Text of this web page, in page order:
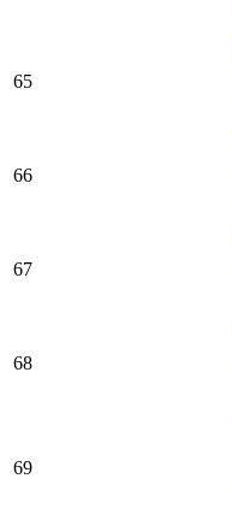
65
66
67
68
69